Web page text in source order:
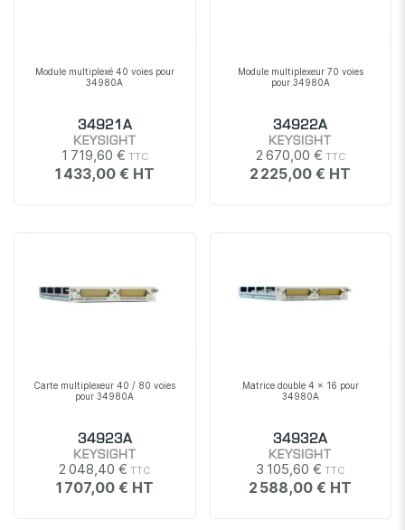
Module multiplexé 40 voies pour
34980A
34921A
KEYSIGHT
1 719,60 €
1 433,00 €
Module multiplexeur 70 voies
pour 34980A
34922A
KEYSIGHT
2 670,00 €
2 225,00 €
Carte multiplexeur 40 / 80 voies
pour 34980A
34923A
KEYSIGHT
2 048,40 €
1 707,00 €
Matrice double 4 x 16 pour
34980A
34932A
KEYSIGHT
3 105,60 €
2 588,00 €